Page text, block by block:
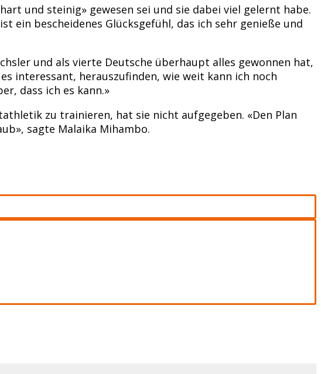
und steinig» gewesen sei und sie dabei viel gelernt habe.
ein bescheidenes Glücksgefühl, das ich sehr genieße und
und als vierte Deutsche überhaupt alles gewonnen hat,
interessant, herauszufinden, wie weit kann ich noch
dass ich es kann.»
zu trainieren, hat sie nicht aufgegeben. «Den Plan
sagte Malaika Mihambo.